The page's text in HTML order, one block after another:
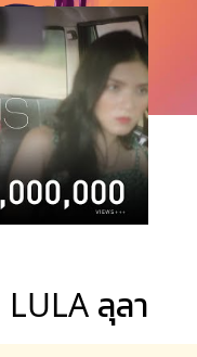
LULA ลุลา